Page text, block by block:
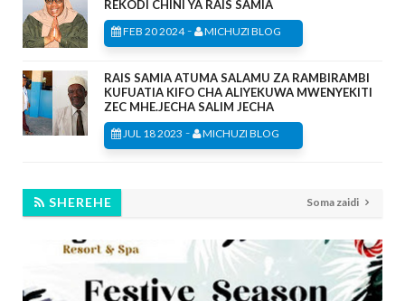
REKODI CHINI YA RAIS SAMIA
FEB 20 2024- MICHUZI BLOG
RAIS SAMIA ATUMA SALAMU ZA RAMBIRAMBI
KUFUATIA KIFO CHA ALIYEKUWA MWENYEKITI
ZEC MHE.JECHA SALIM JECHA
JUL 18 2023 - MICHUZI BLOG
SHEREHE Soma zaidi